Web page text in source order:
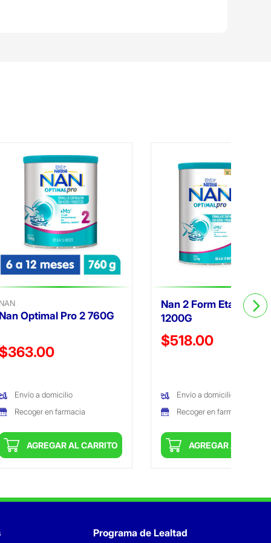
Optimal Pro 2 760G
reducido de
Envío a domicilio
Recoger en farmacia
AGREGAR AL CARRITO
Nan 2 Form Etapa 2
1200G
Precio reducido de
$518.00
Envío a domicilio
Recoger en farmacia
AGREGAR AL
Programa de Lealtad